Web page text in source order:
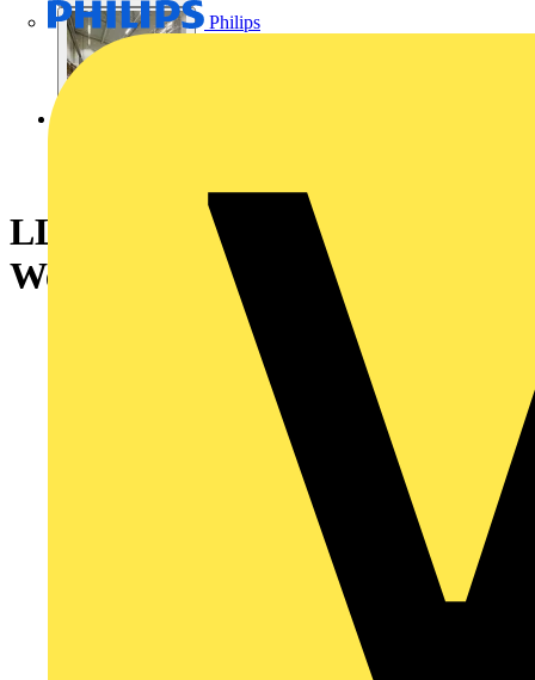
Philips
LL500Z | Maxos fusion Acc.,
Weiß